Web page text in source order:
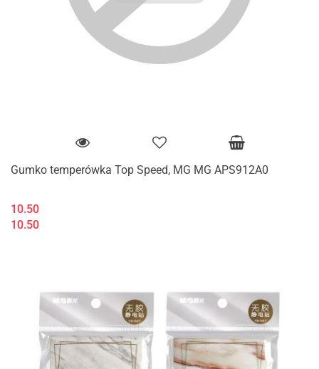
Gumko temperówka Top Speed, MG MG APS912A0
10.50
10.50